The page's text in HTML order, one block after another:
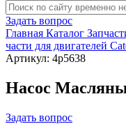
Задать вопрос
Главная Каталог
части для двигателей
Артикул: 4p5638
Насос
Задать вопрос